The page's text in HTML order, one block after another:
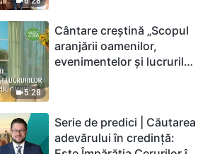
5:28
Cântare creștină „Scopul
aranjării oamenilor,
evenimentelor și lucrurilor
Serie de predici | Căutarea
adevărului în credință: